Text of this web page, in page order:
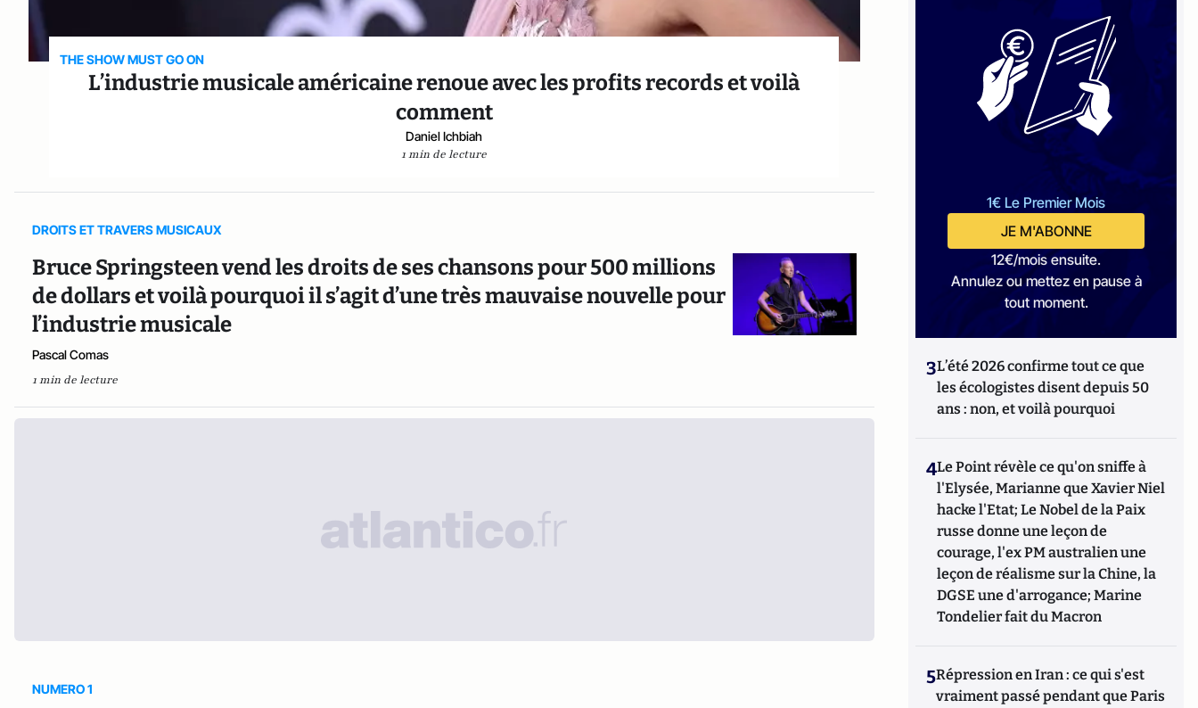
THE SHOW MUST GO ON
L’industrie musicale américaine renoue avec les profits records et voilà
comment
Daniel Ichbiah
1 min de lecture
DROITS ET TRAVERS MUSICAUX
Bruce Springsteen vend les droits de ses chansons pour 500 millions
de dollars et voilà pourquoi il s’agit d’une très mauvaise nouvelle pour
l’industrie musicale
Pascal Comas
1 min de lecture
NUMERO 1
1€ Le Premier Mois
JE M'ABONNE
12€/mois ensuite.
Annulez ou mettez en pause à
tout moment.
3L’été 2026 confirme tout ce que
les écologistes disent depuis 50
ans : non, et voilà pourquoi
4Le Point révèle ce qu'on sniffe à
l'Elysée, Marianne que Xavier Niel
hacke l'Etat; Le Nobel de la Paix
russe donne une leçon de
courage, l'ex PM australien une
leçon de réalisme sur la Chine, la
DGSE une d'arrogance; Marine
Tondelier fait du Macron
5Répression en Iran : ce qui s'est
vraiment passé pendant que Paris